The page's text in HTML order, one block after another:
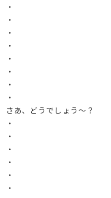
・
・
・
・
・
・
・
・
さあ、どうでしょう〜？
・
・
・
・
・
・